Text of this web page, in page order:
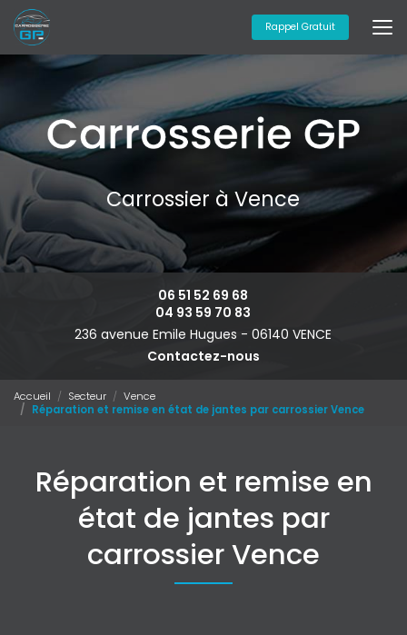
Aller
au
contenu
principal
Rappel Gratuit
Carrossier à Vence
06 51 52 69 68
04 93 59 70 83
236 avenue Emile Hugues -06140 VENCE
Contactez-nous
Accueil Secteur
Vence
Réparation et remise en état de jantes par carrossier Vence
Réparation et remise en
état de jantes par
carrossier Vence